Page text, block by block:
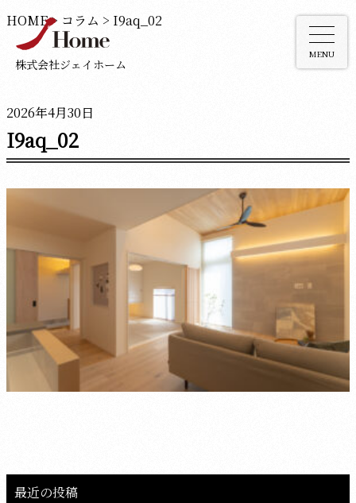
株式会社ジェイホーム
MENU
HOME> コラム > I9aq_02
2026年4月30日
I9aq_02
最近の投稿